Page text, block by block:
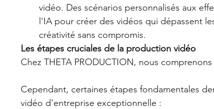
vidéo. Des scénarios personnalisés aux
l'IA pour créer des vidéos qui dépassent
créativité sans compromis.
Les étapes cruciales de la production vidéo
Chez THETA PRODUCTION, nous
Cependant, certaines étapes fondamentales
vidéo d'entreprise exceptionnelle :